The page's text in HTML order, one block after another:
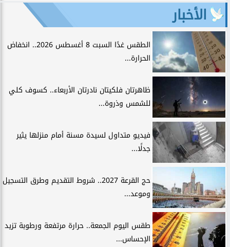
الأخبار
الطقس غدًا السبت 8 أغسطس 2026.. انخفاض
الحرارة...
ظاهرتان فلكيتان نادرتان الأربعاء.. كسوف كلي
للشمس وذروة...
فيديو متداول لسيدة مسنة أمام منزلها يثير
جدلًا...
حج القرعة 2027.. شروط التقديم وطرق التسجيل
وموعد...
طقس اليوم الجمعة.. حرارة مرتفعة ورطوبة تزيد
الإحساس...